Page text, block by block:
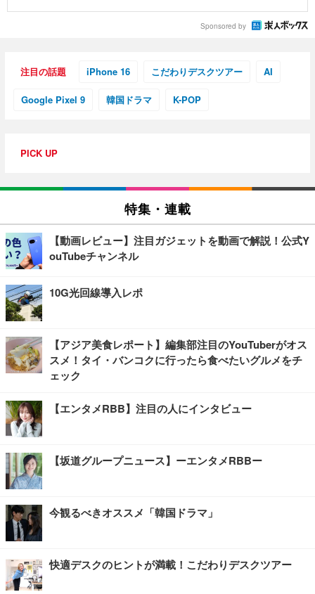
Sponsored by
注目の話題 iPhone 16 こだわりデスクツアー AI
Google Pixel 9 韓国ドラマ K-POP
PICK UP
特集・連載
【動画レビュー】注目ガジェットを動画で解説！公式Y
ouTubeチャンネル
10G光回線導入レポ
【アジア美食レポート】編集部注目のYouTuberがオス
スメ！タイ・バンコクに行ったら食べたいグルメをチ
ェック
【エンタメRBB】注目の人にインタビュー
【坂道グループニュース】ーエンタメRBBー
今観るべきオススメ「韓国ドラマ」
快適デスクのヒントが満載！こだわりデスクツアー